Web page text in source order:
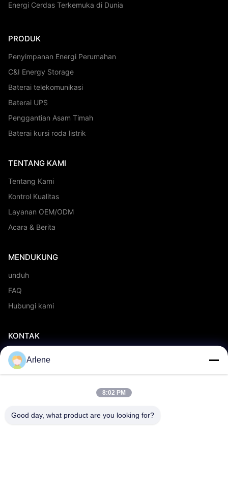
Energi Cerdas Terkemuka di Dunia
PRODUK
Penyimpanan Energi Perumahan
C&I Energy Storage
Baterai telekomunikasi
Baterai UPS
Penggantian Asam Timah
Baterai kursi roda listrik
TENTANG KAMI
Tentang Kami
Kontrol Kualitas
Layanan OEM/ODM
Acara & Berita
MENDUKUNG
unduh
FAQ
Hubungi kami
KONTAK
info@rpt-power.com
86-18129948166
Wandajie Industrial Park, No. 1-12, Jinlong Avenue, Distrik
Pingshan, Shenzhen.Guangdong, Cina, 518118
Arlene
8:02 PM
Good day, what product are you looking for?